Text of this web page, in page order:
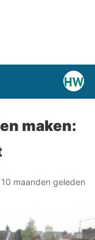
maken:
10 maanden geleden